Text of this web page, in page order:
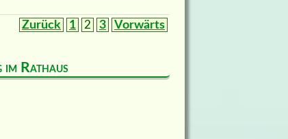
Zurück 1 2 3 Vorwärts
im Rathaus